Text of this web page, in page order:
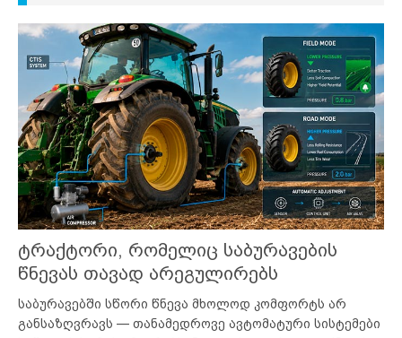
ტრაქტორი, რომელიც საბურავების
წნევას თავად არეგულირებს
საბურავებში სწორი წნევა მხოლოდ კომფორტს არ
განსაზღვრავს — თანამედროვე ავტომატური სისტემები